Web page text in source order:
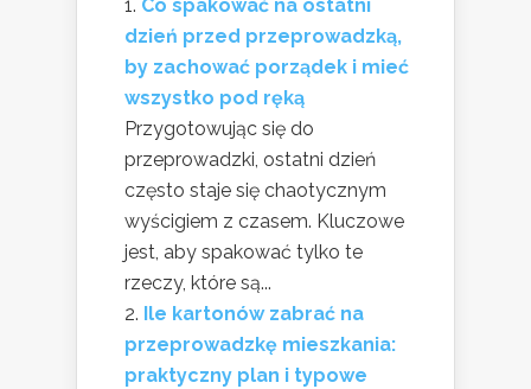
Co spakować na ostatni
dzień przed przeprowadzką,
by zachować porządek i mieć
wszystko pod ręką
Przygotowując się do
przeprowadzki, ostatni dzień
często staje się chaotycznym
wyścigiem z czasem. Kluczowe
jest, aby spakować tylko te
rzeczy, które są...
Ile kartonów zabrać na
przeprowadzkę mieszkania:
praktyczny plan i typowe